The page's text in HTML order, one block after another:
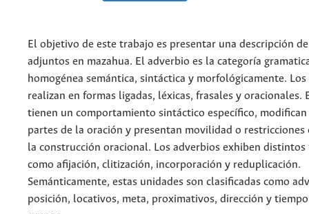
El objetivo de este trabajo es presentar una descripción
adjuntos en mazahua. El adverbio es la categoría
homogénea semántica, sintáctica y morfológicamente.
realizan en formas ligadas, léxicas, frasales y oracionales.
tienen un comportamiento sintáctico específico,
partes de la oración y presentan movilidad o
la construcción oracional. Los adverbios exhiben distintos
como afijación, clitización, incorporación y reduplicación.
Semánticamente, estas unidades son clasificadas como
posición, locativos, meta, proximativos, dirección y